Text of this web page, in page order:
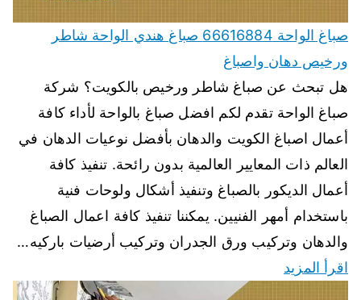
صباغ الواحة 66616884 صباغ هندي الواحة شاطر
ورخيص دهان واصباغ
هل تبحث عن صباغ شاطر ورخيص بالكويت؟ شركة
صباغ الواحة تقدم لكم افضل صباغ بالواحة لأداء كافة
أعمال اصباغ الكويت والدهان بأفضل نوعيات الدهان في
العالم ذات المعايير العالمية بدون رائحة. تنفيذ كافة
أعمال الديكور بالصباغ وتنفيذ أشكال ولوحات فنية
باستخدام أمهر الفنيين. يمكننا تنفيذ كافة اعمال الصباغ
والدهان وتركيب ورق الجدران وتركيب أرضيات باركيه…
اقرأ المزيد